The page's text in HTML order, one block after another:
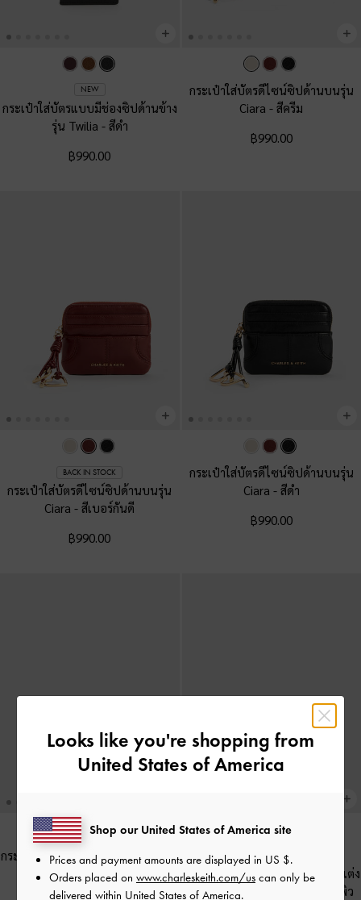
NEW
กระเป๋าใส่บัตรแบบมีช่องซิปด้านข้าง
รุ่น Twilia - สีดำ
฿990.00
กระเป๋าใส่บัตรดีไซน์ซิปด้านบนรุ่น
Ciara-สีครีม
฿990.00
BACK IN STOCK
กระเป๋าใส่บัตรดีไซน์ซิปด้านบนรุ่น
Ciara-สีเบอร์กันดี
฿990.00
กระเป๋าใส่บัตรดีไซน์ซิปด้านบนรุ่น
Ciara - สีดำ
฿990.00
กระเป๋าใส่บัตรดีไซน์ลายควิลท์ตกแต่ง
ซิปด้านบนรุ่น Alva -สีครีม
BACK IN STOCK
กระเป๋าใส่บัตรดีไซน์ลายควิลท์ตกแต่ง
ซิปเมทัลลิคด้านบนรุ่น Alva
สีพิว
Looks like you're shopping from
United States of America
Shop our United States of America site
Prices and payment amounts are displayed in US $.
Orders placed on www.charleskeith.com/us can only be
delivered within United States of America.